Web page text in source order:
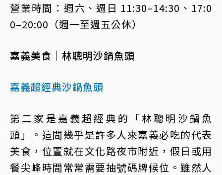
營業時間：週六、週日 11:30–14:30、17:0
0–20:00（週一至週五公休）
嘉義美食｜林聰明沙鍋魚頭
嘉義超經典沙鍋魚頭
第二家是嘉義超經典的「林聰明沙鍋魚
頭」。這間幾乎是許多人來嘉義必吃的代表
美食，位置就在文化路夜市附近，假日或用
餐尖峰時間常常需要抽號碼牌候位。雖然人